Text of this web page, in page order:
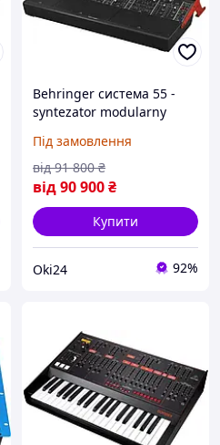
Behringer система 55 -
syntezator modularny
Під замовлення
від90 900₴
від 91 800 ₴
Купити
Oki24 92%